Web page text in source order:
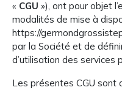
« CGU »), ont pour objet
modalités de mise à
https://
par la Société et de
d’utilisation des services
Les présentes CGU sont